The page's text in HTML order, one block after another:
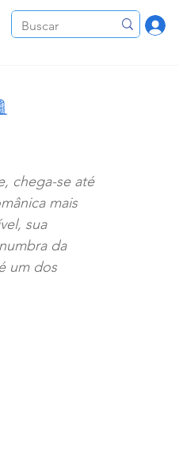
chega-se até
mais
sua
da
um dos